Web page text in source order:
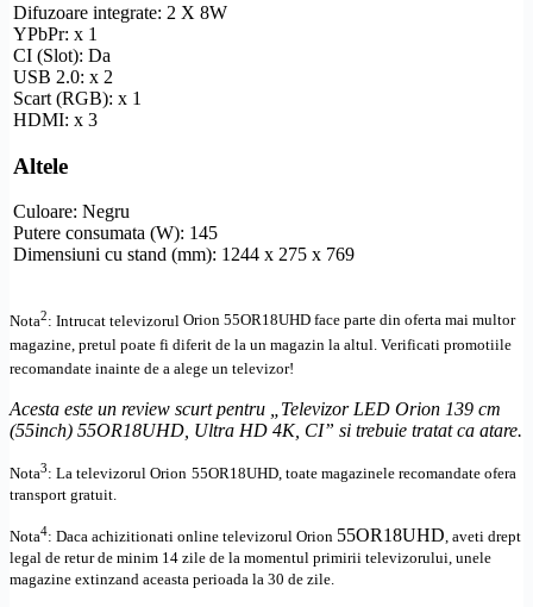
Difuzoare integrate: 2 X 8W
YPbPr: x 1
CI (Slot): Da
USB 2.0: x 2
Scart (RGB): x 1
HDMI: x 3
Altele
Culoare: Negru
Putere consumata (W): 145
Dimensiuni cu stand (mm): 1244 x 275 x 769
Nota2: Intrucat televizorul Orion 55OR18UHD face parte din oferta mai multor
magazine, pretul poate fi diferit de la un magazin la altul . Verificati promotiile
recomandate inainte de a alege un televizor!
Acesta este un review scurt pentru „Televizor LED Orion 139 cm
(55inch) 55OR18UHD, Ultra HD 4K, CI” si trebuie tratat ca atare.
Nota3: La televizorul Orion 55OR18UHD, toate magazinele recomandate ofera
transport gratuit.
Nota4: Daca achizitionati online televizorul Orion 55OR18UHD, aveti drept
legal de retur de minim 14 zile de la momentul primirii televizorului, unele
magazine extinzand aceasta perioada la 30 de zile.